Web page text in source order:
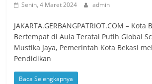
Senin, 4 Maret 2024 admin
JAKARTA.GERBANGPATRIOT.COM – Kota
Bertempat di Aula Teratai Putih Global
Mustika Jaya, Pemerintah Kota Bekasi
Pendidikan
Baca Selengkapnya